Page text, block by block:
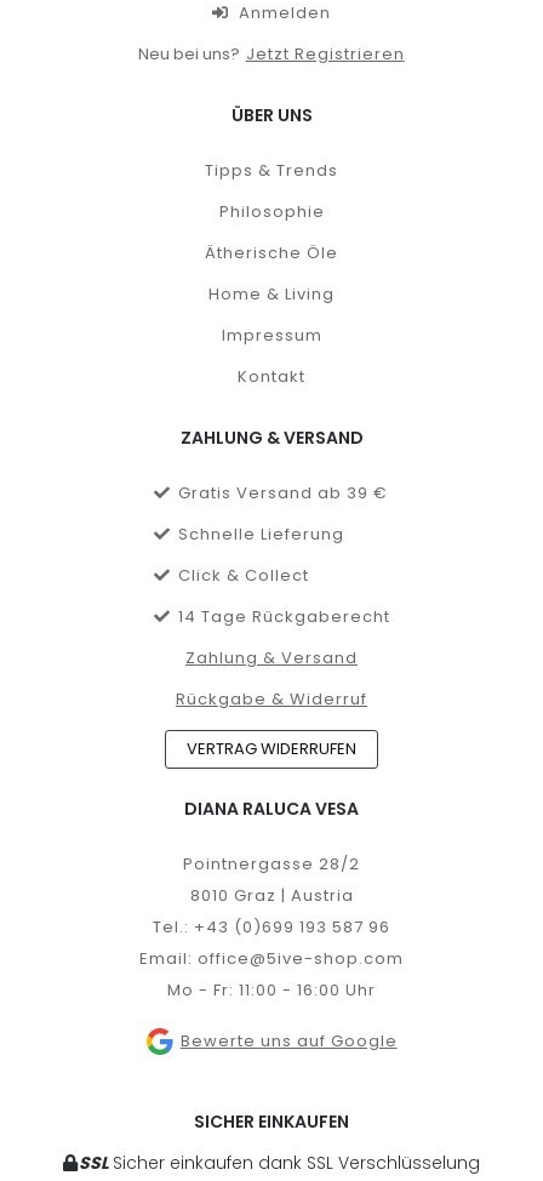
Anmelden
Neu bei uns? Jetzt Registrieren
ÜBER UNS
Tipps & Trends
Philosophie
Ätherische Öle
Home & Living
Impressum
Kontakt
ZAHLUNG & VERSAND
Gratis Versand ab 39 €
Schnelle Lieferung
Click & Collect
14 Tage Rückgaberecht
Zahlung & Versand
Rückgabe & Widerruf
VERTRAG WIDERRUFEN
DIANA RALUCA VESA
Pointnergasse 28/2
8010 Graz | Austria
Tel.: +43 (0)699 193 587 96
Email: office@5ive-shop.com
Mo - Fr: 11:00 - 16:00 Uhr
Bewerte uns auf Google
SICHER EINKAUFEN
SSL Sicher einkaufen dank SSL Verschlüsselung